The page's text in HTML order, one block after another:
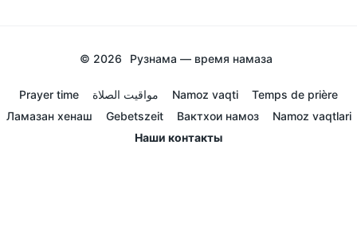
© 2026 Рузнама — время намаза
Prayer time مواقيت الصلاة Namoz vaqti
Temps de prière
Ламазан хенаш
Gebetszeit Вактхои намоз
Namoz vaqtlari
Наши контакты